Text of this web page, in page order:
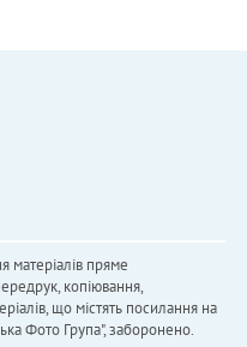
матеріалів пряме
копіювання,
що містять посилання на
Фото Група", заборонено.